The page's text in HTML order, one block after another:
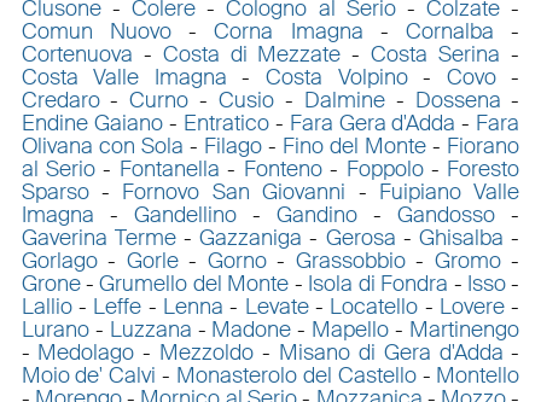
Clusone- Colere-Cologno al Serio-Colzate -
Comun Nuovo-Corna Imagna -Cornalba -
Cortenuova - Costa di Mezzate -Costa Serina -
Costa Valle Imagna - Costa Volpino- Covo-
Credaro-Curno -Cusio - Dalmine- Dossena -
Endine Gaiano- Entratico- Fara Gera d'Adda - Fara
Olivana con Sola - Filago- Fino del Monte - Fiorano
al Serio- Fontanella - Fonteno- Foppolo- Foresto
Sparso- Fornovo San Giovanni - Fuipiano Valle
Imagna - Gandellino-Gandino -Gandosso -
Gaverina Terme-Gazzaniga - Gerosa -Ghisalba -
Gorlago- Gorle- Gorno- Grassobbio- Gromo-
Grone-Grumello del Monte - Isola di Fondra - Isso-
Lallio- Leffe - Lenna - Levate- Locatello - Lovere -
Lurano- Luzzana - Madone - Mapello - Martinengo
- Medolago - Mezzoldo - Misano di Gera d'Adda -
Moio de' Calvi - Monasterolo del Castello- Montello